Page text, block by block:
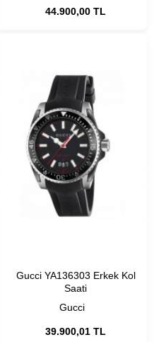
44.900,00 TL
Gucci
Gucci YA136303 Erkek Kol
Saati
39.900,01 TL